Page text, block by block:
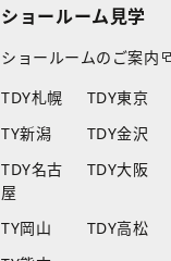
ショールーム見学
ショールームのご案内
TDY札幌
TDY東京
TY新潟
TDY金沢
TDY名古
屋
TDY大阪
TY岡山 TDY高松